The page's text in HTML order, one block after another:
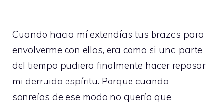
Cuando hacia mí extendías tus brazos para
envolverme con ellos, era como si una parte
del tiempo pudiera finalmente hacer reposar
mi derruido espíritu. Porque cuando
sonreías de ese modo no quería que